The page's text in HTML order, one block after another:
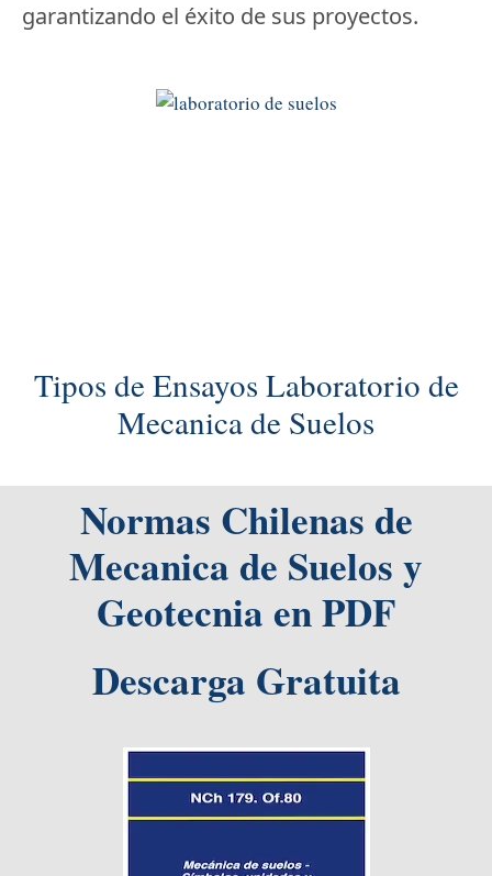
garantizando el éxito de sus proyectos.
Tipos de Ensayos Laboratorio de
Mecanica de Suelos
Normas Chilenas de
Mecanica de Suelos y
Geotecnia en PDF
Descarga Gratuita